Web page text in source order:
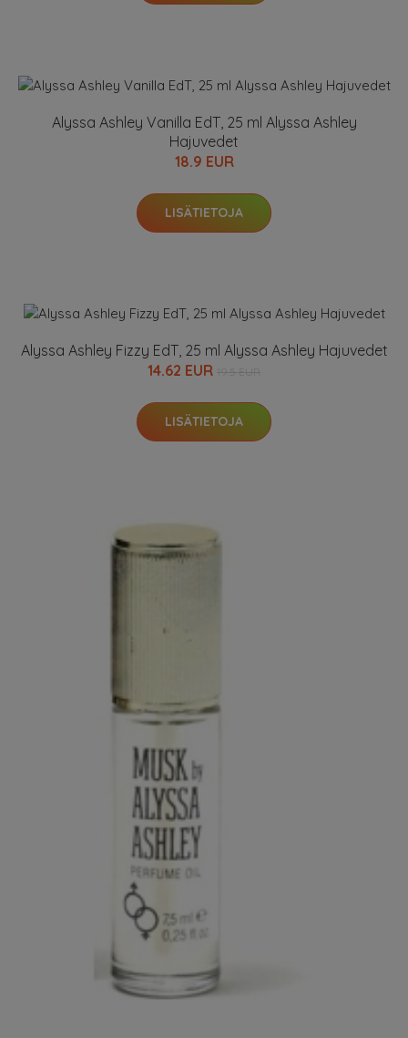
Alyssa Ashley Vanilla EdT, 25 ml Alyssa Ashley
Hajuvedet
18.9 EUR
LISÄTIETOJA
Alyssa Ashley Fizzy EdT, 25 ml Alyssa Ashley Hajuvedet
14.62 EUR
LISÄTIETOJA